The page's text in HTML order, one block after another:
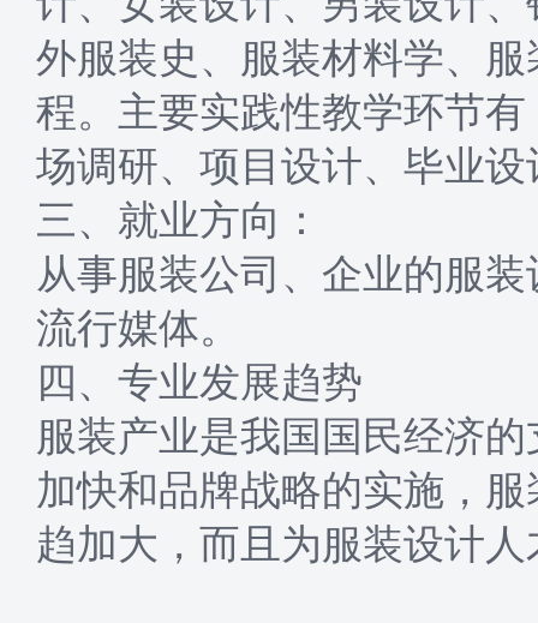
外服装史、服装材料学、
程。主要实践性教学环节
场调研、项目设计、毕业
三、就业方向：
从事服装公司、企业的服
流行媒体。
四、专业发展趋势
服装产业是我国国民经济
加快和品牌战略的实施，
趋加大，而且为服装设计